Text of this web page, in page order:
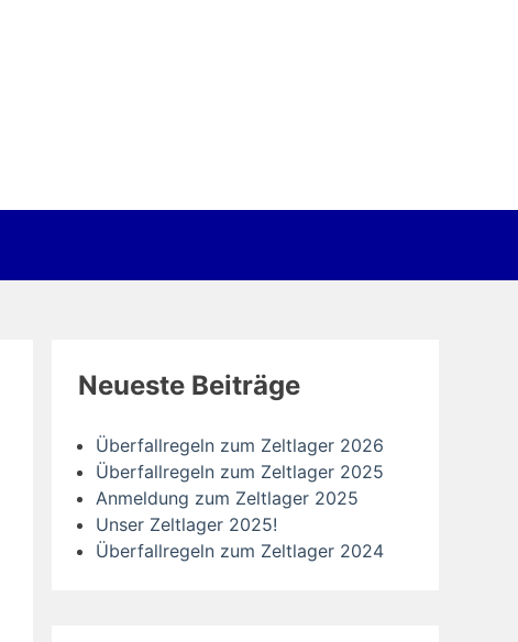
Neueste Beiträge
Überfallregeln zum Zeltlager 2026
Überfallregeln zum Zeltlager 2025
Anmeldung zum Zeltlager 2025
Unser Zeltlager 2025!
Überfallregeln zum Zeltlager 2024